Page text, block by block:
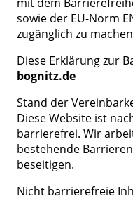
sowie der EU-Norm
zugänglich zu
Diese Erklärung zur
bognitz.de
Stand der
Diese Website ist
barrierefrei. Wir
bestehende
beseitigen.
Nicht barrierefreie